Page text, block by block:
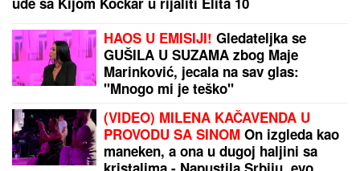
(VIDEO) KRAH LJUBAVI JOŠ JEDNOG RIJALITI
PARAŠutnula ga odmah nakon Elite 9, pa sve
otkrila javno: Ništa od preseljenja, pukla ljubav